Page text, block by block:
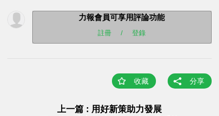
力報會員可享用評論功能
註冊 / 登錄
收藏 分享
上一篇 : 用好新策助力發展